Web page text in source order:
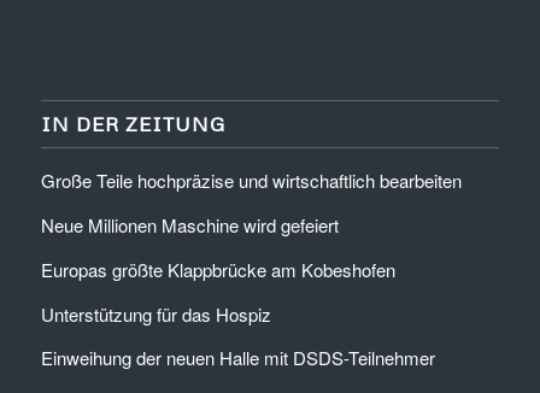
IN DER ZEITUNG
Große Teile hochpräzise und wirtschaftlich bearbeiten
Neue Millionen Maschine wird gefeiert
Europas größte Klappbrücke am Kobeshofen
Unterstützung für das Hospiz
Einweihung der neuen Halle mit DSDS-Teilnehmer